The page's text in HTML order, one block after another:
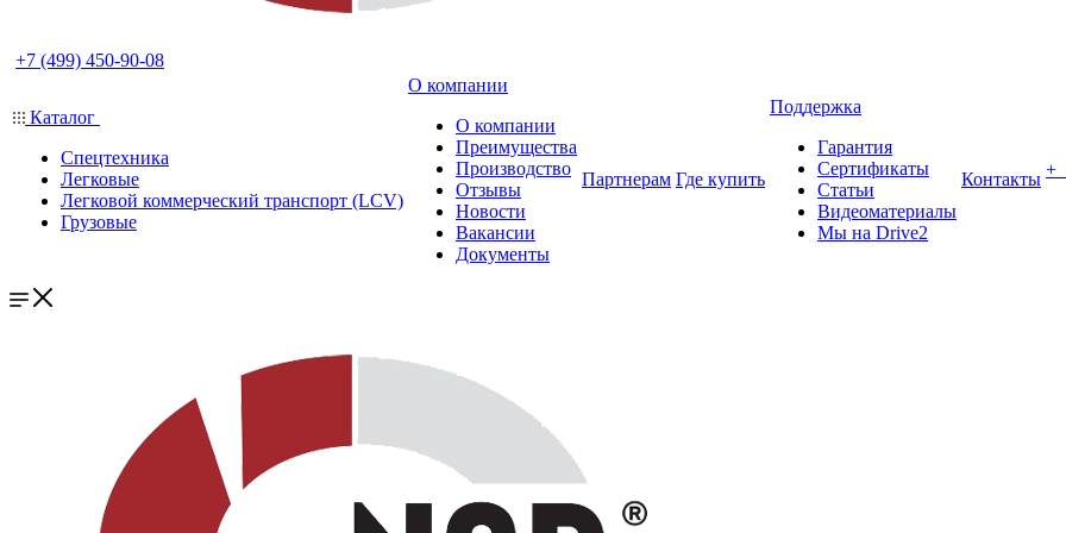
+7 (499) 450-90-08
Каталог
Спецтехника
Легковые
Легковой коммерческий транспорт (LCV)
Грузовые
О компании
О компании
Преимущества
Производство
Отзывы
Новости
Вакансии
Документы
Партнерам Где купить
Поддержка
Гарантия
Сертификаты
Статьи
Видеоматериалы
Мы на Drive2
Контакты +